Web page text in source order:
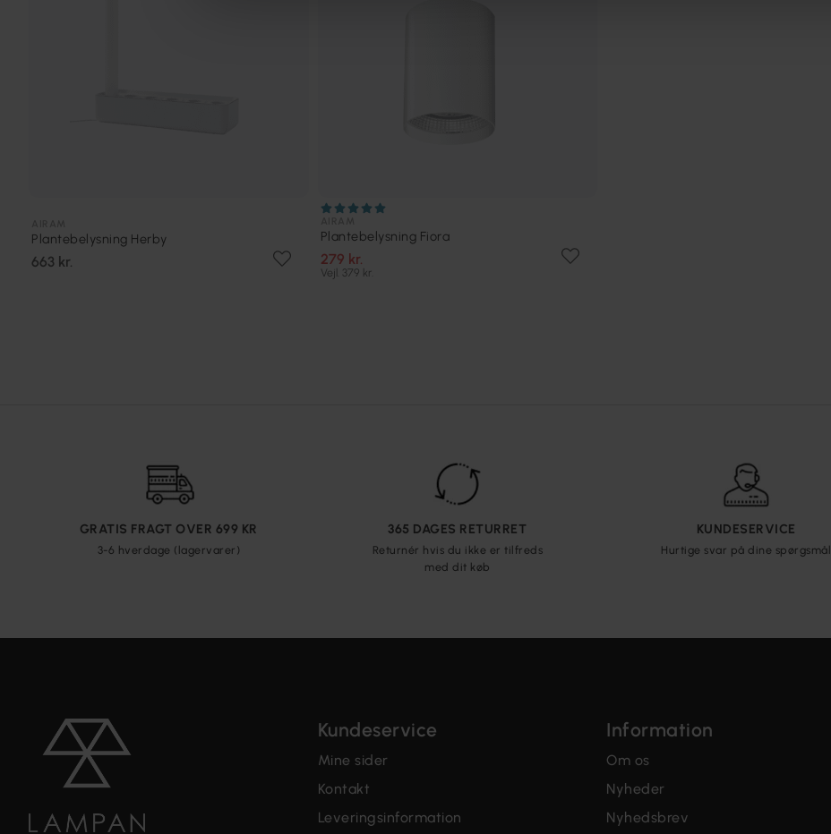
Plantebelysning Herby
663 kr.
Plantebelysning Fiora
279 kr.
Vejl. 379 kr.
GRATIS FRAGT OVER 699 KR
3-6 hverdage (lagervarer)
365 DAGES RETURRET
Returnér hvis du ikke er tilfreds
med dit køb
KUNDESERVICE
Hurtige svar på dine spørgsmål
Kundeservice
Mine sider
Kontakt
Leveringsinformation
Information
Om os
Nyheder
Nyhedsbrev